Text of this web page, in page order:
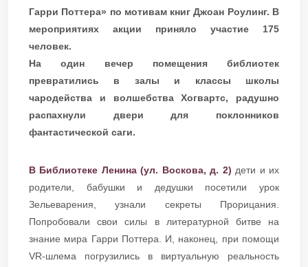
Гарри Поттера» по мотивам книг Джоан Роулинг. В
мероприятиях акции приняло участие 175
человек.
​​​​​​​На один вечер помещения библиотек
превратились в залы и классы школы
чародейства и волшебства Хогвартс, радушно
распахнули двери для поклонников
фантастической саги.
В Библиотеке Ленина (ул. Воскова, д. 2) дети и их
родители, бабушки и дедушки посетили урок
Зельеварения, узнали секреты Прорицания.
Попробовали свои силы в литературной битве на
знание мира Гарри Поттера. И, наконец, при помощи
VR-шлема погрузились в виртуальную реальность